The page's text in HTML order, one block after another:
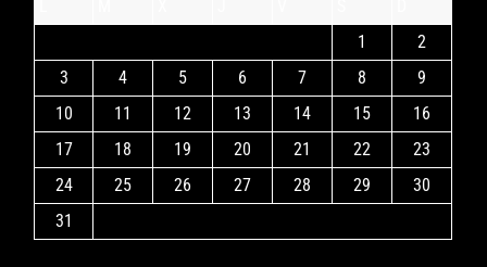
1
2
3
4 5 6 7 8
9
10
11 12 13 14 15
16
17
18 19 20 21 22
23
24
25 26 27 28 29
30
31